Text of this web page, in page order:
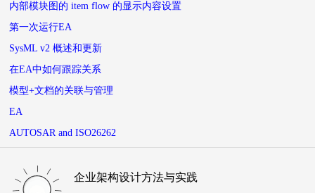
内部模块图的 item flow 的显示内容设置
第一次运行EA
SysML v2 概述和更新
在EA中如何跟踪关系
模型+文档的关联与管理
EA
AUTOSAR and ISO26262